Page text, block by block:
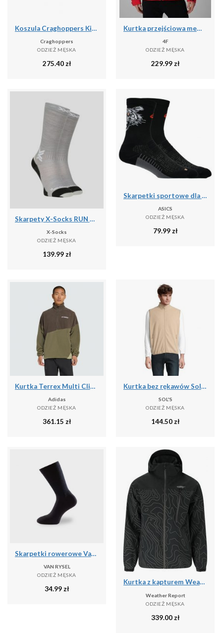
Koszula Craghoppers Kiwi
Craghoppers
ODZIEŻ MĘSKA
275.40zł
Kurtka przejściowa membrana 5000 męska 4F 4FWSS26TTJAM1120
4F
ODZIEŻ MĘSKA
229.99zł
Skarpety X-Socks RUN DISCOVER MERINO CREW G701
X-Socks
ODZIEŻ MĘSKA
139.99zł
Skarpetki sportowe dla dorosłych Performance Run Sock Crew
ASICS
ODZIEŻ MĘSKA
79.99zł
Kurtka Terrex Multi Climawarm Fleece
Adidas
ODZIEŻ MĘSKA
361.15 zł
Kurtka bez rękawów Sol's Factor Bw
SOL'S
ODZIEŻ MĘSKA
144.50zł
Skarpetki rowerowe Van Rysel 500 zimowe
VAN RYSEL
ODZIEŻ MĘSKA
34.99zł
Kurtka z kapturem Weather Report Delton Aop AWG W-PRO 15000
Weather Report
ODZIEŻ MĘSKA
339.00 zł